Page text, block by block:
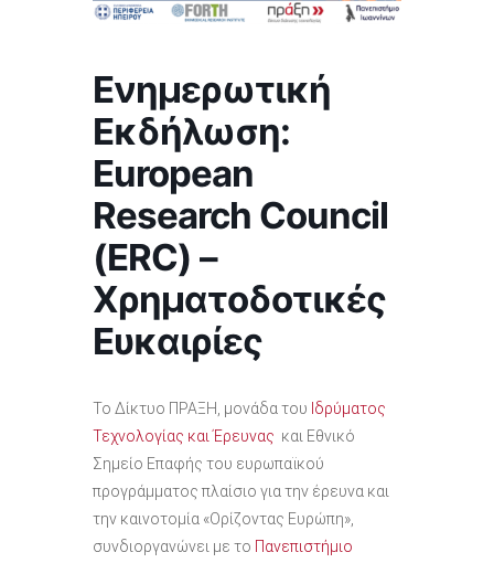
Ενημερωτική
Εκδήλωση:
European
Research Council
(ERC) –
Χρηματοδοτικές
Ευκαιρίες
Το Δίκτυο ΠΡΑΞΗ, μονάδα του Ιδρύματος
Τεχνολογίας και Έρευνας και Εθνικό
Σημείο Επαφής του ευρωπαϊκού
προγράμματος πλαίσιο για την έρευνα και
την καινοτομία «Ορίζοντας Ευρώπη»,
συνδιοργανώνει με το Πανεπιστήμιο